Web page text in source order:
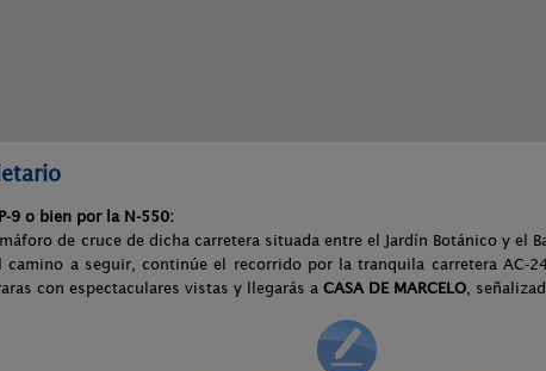
9 o bien por la N-550:
de cruce de dicha carretera situada entre el Jardín Botánico y el
camino a seguir, continúe el recorrido por la tranquila carretera AC-
con espectaculares vistas y llegarás a CASA DE MARCELO,